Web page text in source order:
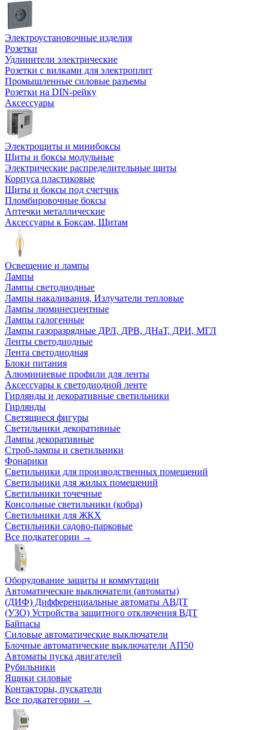
Электроустановочные изделия
Розетки
Удлинители электрические
Розетки с вилками для электроплит
Промышленные силовые разъемы
Розетки на DIN-рейку
Аксессуары
Электрощиты и минибоксы
Щиты и боксы модульные
Электрические распределительные щиты
Корпуса пластиковые
Щиты и боксы под счетчик
Пломбировочные боксы
Аптечки металлические
Аксессуары к Боксам, Щитам
Освещение и лампы
Лампы
Лампы светодиодные
Лампы накаливания, Излучатели тепловые
Лампы люминесцентные
Лампы галогенные
Лампы газоразрядные ДРЛ, ДРВ, ДНаТ, ДРИ, МГЛ
Ленты светодиодные
Лента светодиодная
Блоки питания
Алюминиевые профили для ленты
Аксессуары к светодиодной ленте
Гирлянды и декоративные светильники
Гирлянды
Светящиеся фигуры
Светильники декоративные
Лампы декоративные
Строб-лампы и светильники
Фонарики
Светильники для производственных помещений
Светильники для жилых помещений
Светильники точечные
Консольные светильники (кобра)
Светильники для ЖКХ
Светильники садово-парковые
Все подкатегории →
Оборудование защиты и коммутации
Автоматические выключатели (автоматы)
(ДИФ) Дифференциальные автоматы АВДТ
(УЗО) Устройства защитного отключения ВДТ
Байпасы
Силовые автоматические выключатели
Блочные автоматические выключатели АП50
Автоматы пуска двигателей
Рубильники
Ящики силовые
Контакторы, пускатели
Все подкатегории →